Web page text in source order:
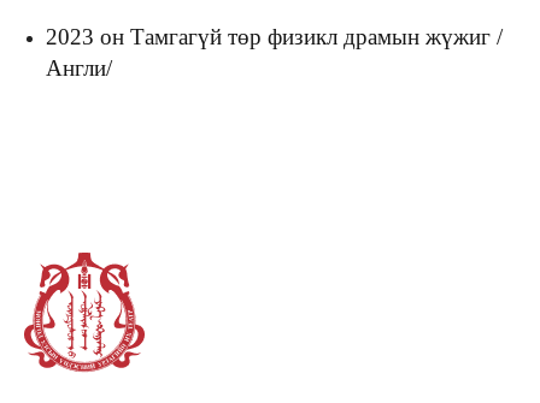
2023 он Тамгагүй төр физикл драмын жүжиг /
Англи/